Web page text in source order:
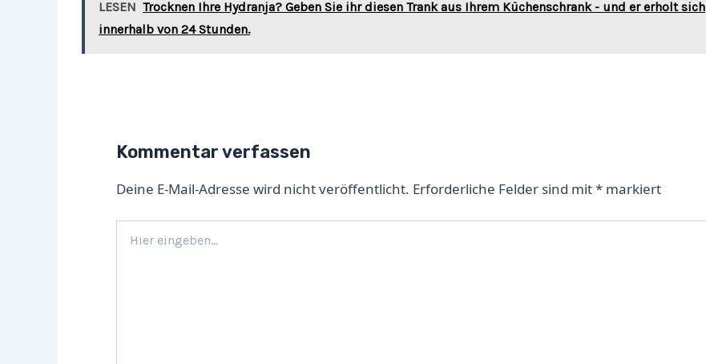
LESEN Trocknen Ihre Hydranja? Geben Sie ihr diesen Trank aus Ihrem Küchenschrank - und er erholt sich
innerhalb von 24 Stunden.
Kommentar verfassen
Deine E-Mail-Adresse wird nicht veröffentlicht. Erforderliche Felder sind mit*markiert
eingeben…